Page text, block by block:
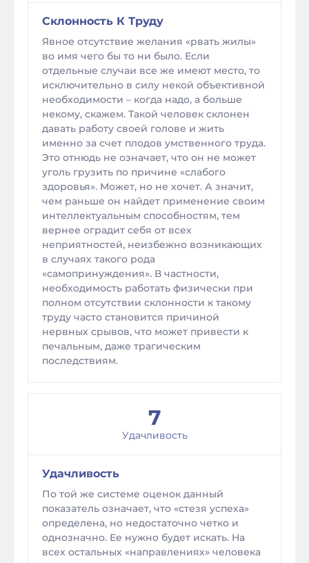
Склонность К Труду
Явное отсутствие желания «рвать жилы»
во имя чего бы то ни было. Если
отдельные случаи все же имеют место, то
исключительно в силу некой объективной
необходимости – когда надо, а больше
некому, скажем. Такой человек склонен
давать работу своей голове и жить
именно за счет плодов умственного труда.
Это отнюдь не означает, что он не может
уголь грузить по причине «слабого
здоровья». Может, но не хочет. А значит,
чем раньше он найдет применение своим
интеллектуальным способностям, тем
вернее оградит себя от всех
неприятностей, неизбежно возникающих
в случаях такого рода
«самопринуждения». В частности,
необходимость работать физически при
полном отсутствии склонности к такому
труду часто становится причиной
нервных срывов, что может привести к
печальным, даже трагическим
последствиям.
7
Удачливость
Удачливость
По той же системе оценок данный
показатель означает, что «стезя успеха»
определена, но недостаточно четко и
однозначно. Ее нужно будет искать. На
всех остальных «направлениях» человека